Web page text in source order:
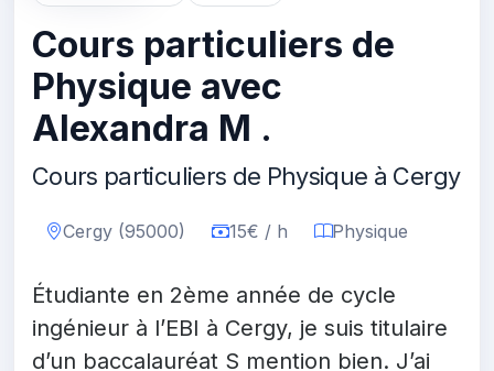
Cours particuliers de
Physique avec
Alexandra M .
Cours particuliers de Physique à Cergy
Cergy (95000) 15€ / h Physique
Étudiante en 2ème année de cycle
ingénieur à l’EBI à Cergy, je suis titulaire
d’un baccalauréat S mention bien. J’ai